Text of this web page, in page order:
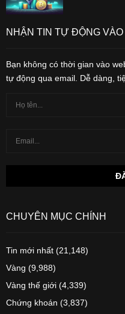
NHẬN TIN TỰ ĐỘNG VÀO
Bạn không có thời gian vào
tự động qua email. Dễ dàng,
CHUYÊN MỤC CHÍNH
Tin mới nhất (21,148)
Vàng (9,988)
Vàng thế giới (4,339)
Chứng khoán (3,837)